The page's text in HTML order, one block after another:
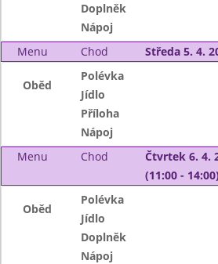
Doplněk
Nápoj
Menu
Chod Středa 5. 4.
Oběd
Polévka
Jídlo
Příloha
Nápoj
Menu
Chod
Čtvrtek 6. 4.
(11:00 -
Oběd
Polévka
Jídlo
Doplněk
Nápoj